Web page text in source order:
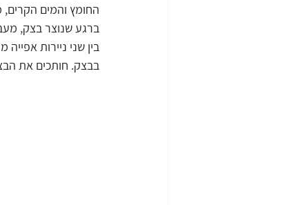
החומץ והמים
ברגע שנוצר בצק,
בין שני ניירות
בבצק. חותכים את